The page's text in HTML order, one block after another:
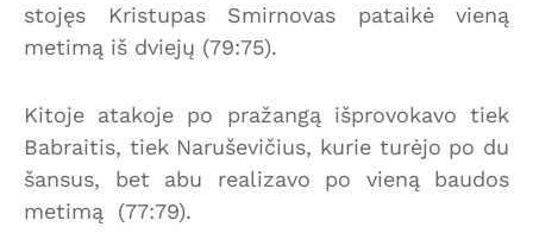
stojęs Kristupas Smirnovas pataikė vieną
metimą iš dviejų (79:75).
Kitoje atakoje po pražangą išprovokavo tiek
Babraitis, tiek Naruševičius, kurie turėjo po du
šansus, bet abu realizavo po vieną baudos
metimą (77:79).